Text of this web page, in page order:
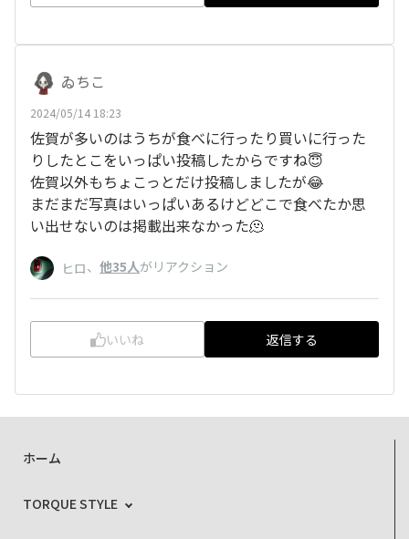
ゐちこ
2024/05/14 18:23
佐賀が多いのはうちが食べに行ったり買いに行った
りしたとこをいっぱい投稿したからですね😇
佐賀以外もちょこっとだけ投稿しましたが😂
まだまだ写真はいっぱいあるけどどこで食べたか思
い出せないのは掲載出来なかった🫠
ヒロ、 他35人がリアクション
いいね 返信する
ホーム
TORQUE STYLE